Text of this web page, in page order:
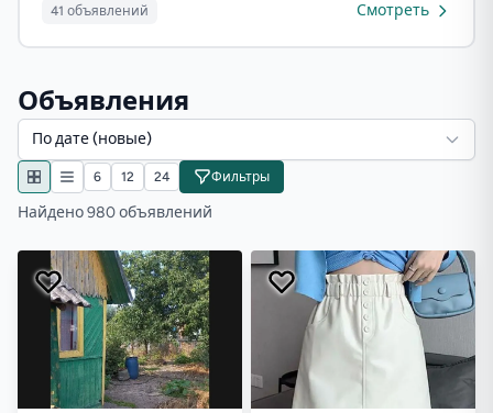
41 объявлений Смотреть
Объявления
По дате (новые)
6 12 24 Фильтры
Найдено 980 объявлений